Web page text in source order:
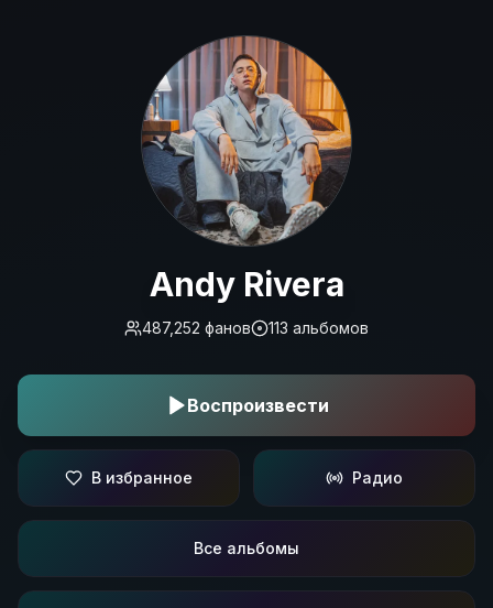
Andy Rivera
487,252 фанов 113 альбомов
Воспроизвести
В избранное Радио
Все альбомы